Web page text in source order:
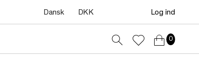
Dansk DKK Log ind
0